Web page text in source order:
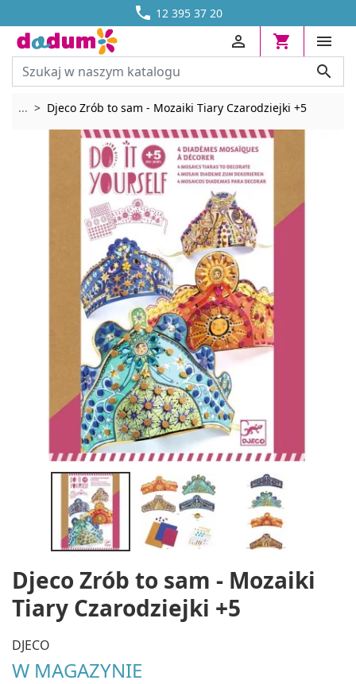
 12 395 37 20
DOSTAWA OD 13,70 ZŁ





... Rozwiń breadcrumbs
Djeco Zrób to sam - Mozaiki Tiary Czarodziejki +5
Djeco Zrób to sam - Mozaiki
Tiary Czarodziejki +5
DJECO
W MAGAZYNIE